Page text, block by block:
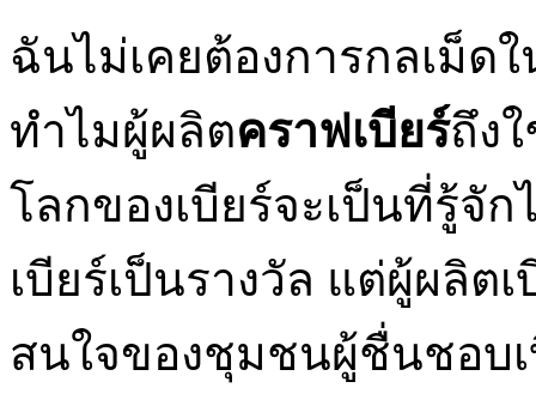
ฉันไม่เคยต้องการกลเม็ด
ทำไมผู้ผลิตคราฟเบียร์ถึง
โลกของเบียร์จะเป็นที่รู้จั
เบียร์เป็นรางวัล แต่ผู้ผลิต
สนใจของชุมชนผู้ชื่นชอบ